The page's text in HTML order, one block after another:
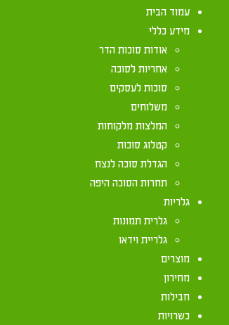
עמוד הבית
מידע כללי
אודות סוכות הדר
אחריות לסוכה
סוכות לעסקים
משלוחים
המלצות מלקוחות
קטלוג סוכות
הגדלת סוכה לנצח
תחרות הסוכה היפה
גלריות
גלרית תמונות
גלריית וידאו
מוצרים
מחירון
חבילות
כשרויות
פניני
הרב אליעזר מלמד, רב יישוב
בספרו, הרב דוגל בנתינת טעם